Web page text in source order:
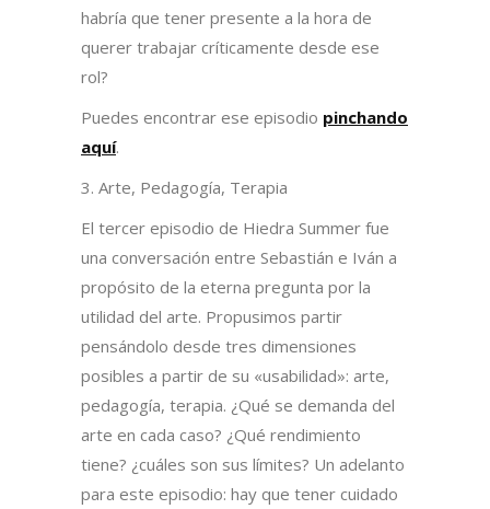
habría que tener presente a la hora de
querer trabajar críticamente desde ese
rol?
Puedes encontrar ese episodio pinchando
aquí.
3. Arte, Pedagogía, Terapia
El tercer episodio de Hiedra Summer fue
una conversación entre Sebastián e Iván a
propósito de la eterna pregunta por la
utilidad del arte. Propusimos partir
pensándolo desde tres dimensiones
posibles a partir de su «usabilidad»: arte,
pedagogía, terapia. ¿Qué se demanda del
arte en cada caso? ¿Qué rendimiento
tiene? ¿cuáles son sus límites? Un adelanto
para este episodio: hay que tener cuidado